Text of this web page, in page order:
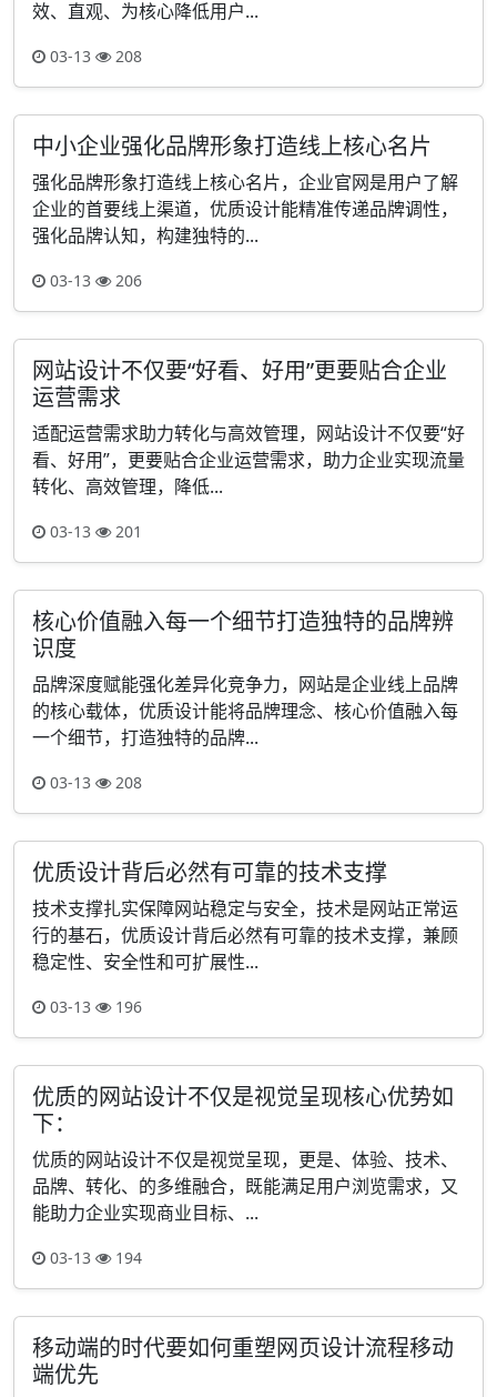
效、直观、为核心降低用户...
03-13 208
中小企业强化品牌形象打造线上核心名片
强化品牌形象打造线上核心名片，企业官网是用户了解
企业的首要线上渠道，优质设计能精准传递品牌调性，
强化品牌认知，构建独特的...
03-13 206
网站设计不仅要“好看、好用”更要贴合企业
运营需求
适配运营需求助力转化与高效管理，网站设计不仅要“好
看、好用”，更要贴合企业运营需求，助力企业实现流量
转化、高效管理，降低...
03-13 201
核心价值融入每一个细节打造独特的品牌辨
识度
品牌深度赋能强化差异化竞争力，网站是企业线上品牌
的核心载体，优质设计能将品牌理念、核心价值融入每
一个细节，打造独特的品牌...
03-13 208
优质设计背后必然有可靠的技术支撑
技术支撑扎实保障网站稳定与安全，技术是网站正常运
行的基石，优质设计背后必然有可靠的技术支撑，兼顾
稳定性、安全性和可扩展性...
03-13 196
优质的网站设计不仅是视觉呈现核心优势如
下：
优质的网站设计不仅是视觉呈现，更是、体验、技术、
品牌、转化、的多维融合，既能满足用户浏览需求，又
能助力企业实现商业目标、...
03-13 194
移动端的时代要如何重塑网页设计流程移动
端优先